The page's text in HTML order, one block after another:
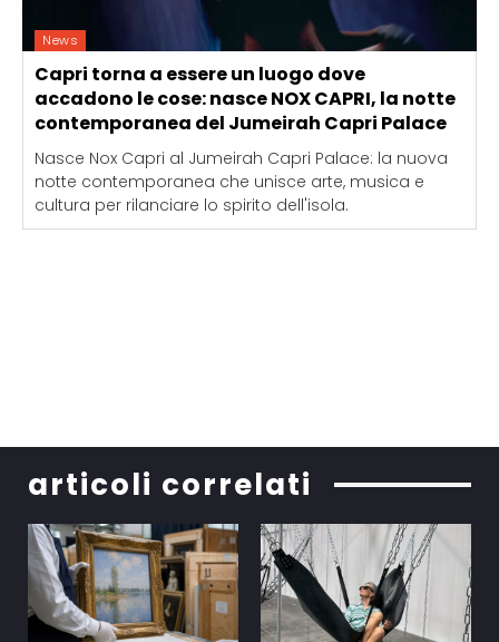
News
Capri torna a essere un luogo dove
accadono le cose: nasce NOX CAPRI, la notte
contemporanea del Jumeirah Capri Palace
Nasce Nox Capri al Jumeirah Capri Palace: la nuova
notte contemporanea che unisce arte, musica e
cultura per rilanciare lo spirito dell'isola.
articoli correlati